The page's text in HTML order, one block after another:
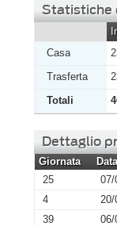
Statistiche
Casa
Trasferta
Totali
Dettaglio
Giornata Data
25
07/
4
20/
39
06/